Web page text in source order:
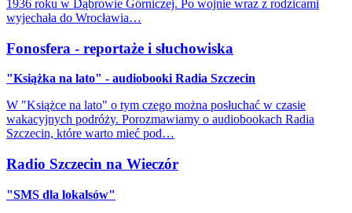
1936 roku w Dąbrowie Górniczej. Po wojnie wraz z rodzicami
wyjechała do Wrocławia…
Fonosfera - reportaże i słuchowiska
"Książka na lato" - audiobooki Radia Szczecin
W "Książce na lato" o tym czego można posłuchać w czasie
wakacyjnych podróży. Porozmawiamy o audiobookach Radia
Szczecin, które warto mieć pod…
Radio Szczecin na Wieczór
"SMS dla lokalsów"